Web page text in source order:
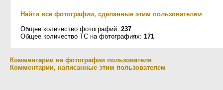
Найти все фотографии, сделанные этим пользователем
Общее количество фотографий: 237
Общее количество ТС на фотографиях: 171
Комментарии на фотографии пользователя
Комментарии, написанные этим пользователем